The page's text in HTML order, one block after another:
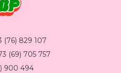
(76) 829 107
(69) 705 757
900 494